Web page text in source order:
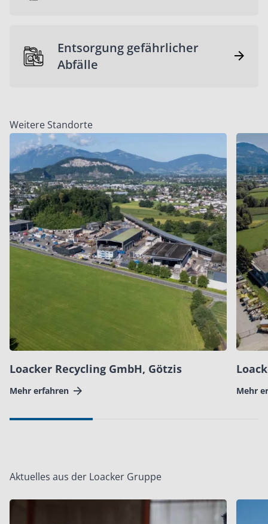
Entsorgung gefährlicher
Abfälle
Weitere Standorte
Loacker Recycling GmbH, Götzis
Mehr erfahren Mehr
Aktuelles aus der Loacker Gruppe